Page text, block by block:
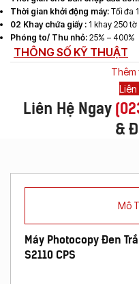
Thời gian khởi động máy: Tối đa
02 Khay chứa giấy : 1 khay 250
Phóng to/ Thu nhỏ: 25% – 400%
THÔNG SỐ KỸ THUẬT
Thêm
Liên
Liên Hệ Ngay (
&
Mô
Máy Photocopy Đen
S2110 CPS